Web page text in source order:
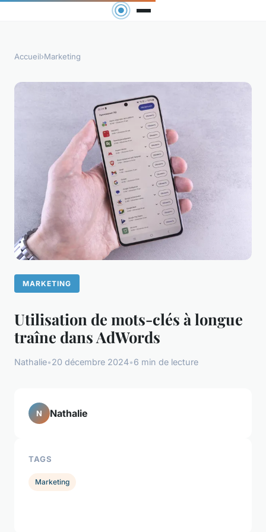
Accueil›Marketing
MARKETING
Utilisation de mots-clés à longue
traîne dans AdWords
Nathalie•20 décembre 2024•6 min de lecture
N Nathalie
TAGS
Marketing